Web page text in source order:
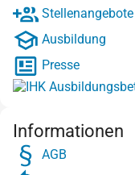
Stellenangebote
Ausbildung
Presse
Informationen
AGB